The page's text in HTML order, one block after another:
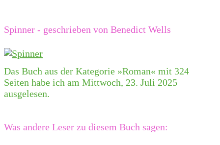
Spinner - geschrieben von Benedict Wells
Das Buch aus der Kategorie »Roman« mit 324
Seiten habe ich am Mittwoch, 23. Juli 2025
ausgelesen.
Was andere Leser zu diesem Buch sagen: